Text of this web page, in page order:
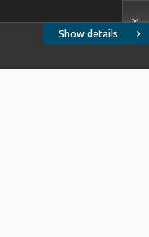
Show details